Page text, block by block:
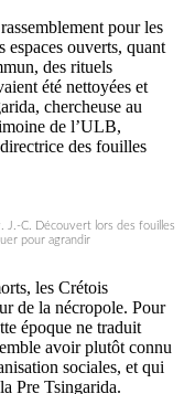
pour les
espaces ouverts, quant
des rituels
été nettoyées et
chercheuse au
de l’ULB,
des fouilles
J.-C. Découvert lors des fouilles
pour agrandir
les Crétois
de la nécropole. Pour
époque ne traduit
avoir plutôt connu
sociales, et qui
Pre Tsingarida.